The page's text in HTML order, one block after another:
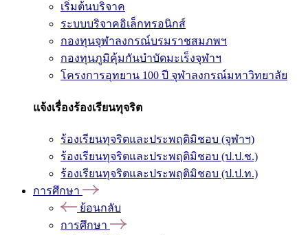
เริ่มต้นบริจาค
ระบบบริจาคอิเล็กทรอนิกส์
กองทุนจุฬาลงกรณ์บรมราชสมภพฯ
กองทุนภูมิคุ้มกันบำบัดมะเร็งจุฬาฯ
โครงการอุทยาน 100 ปี จุฬาลงกรณ์มหาวิทยาลัย
แจ้งเรื่องร้องเรียนทุจริต
ร้องเรียนทุจริตและประพฤติมิชอบ (จุฬาฯ)
ร้องเรียนทุจริตและประพฤติมิชอบ (ป.ป.ช.)
ร้องเรียนทุจริตและประพฤติมิชอบ (ป.ป.ท.)
การศึกษา
ย้อนกลับ
การศึกษา